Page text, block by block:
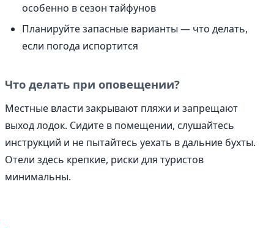
особенно в сезон тайфунов
Планируйте запасные варианты — что делать,
если погода испортится
Что делать при оповещении?
Местные власти закрывают пляжи и запрещают
выход лодок. Сидите в помещении, слушайтесь
инструкций и не пытайтесь уехать в дальние бухты.
Отели здесь крепкие, риски для туристов
минимальны.